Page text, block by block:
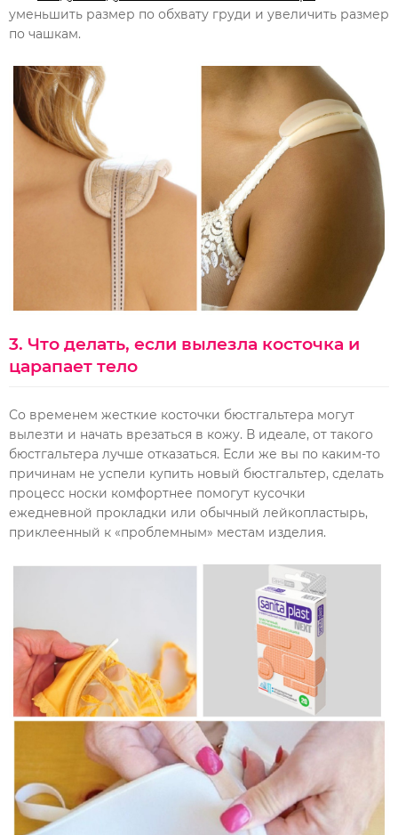
уменьшить размер по обхвату груди и увеличить размер
по чашкам.
3. Что делать, если вылезла косточка и
царапает тело
Со временем жесткие косточки бюстгальтера могут
вылезти и начать врезаться в кожу. В идеале, от такого
бюстгальтера лучше отказаться. Если же вы по каким-то
причинам не успели купить новый бюстгальтер, сделать
процесс носки комфортнее помогут кусочки
ежедневной прокладки или обычный лейкопластырь,
приклеенный к «проблемным» местам изделия.